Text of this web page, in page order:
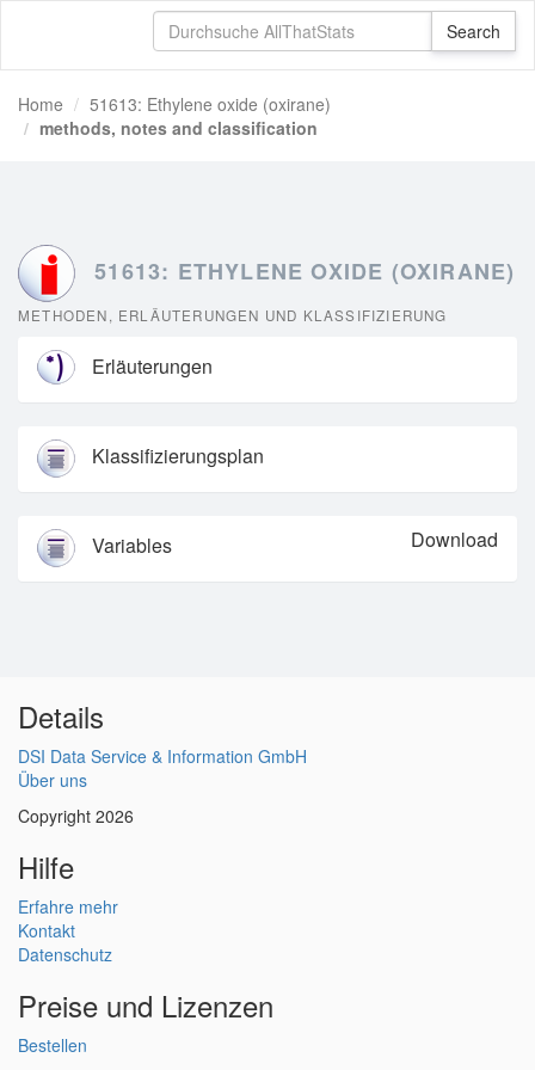
Home
51613: Ethylene oxide (oxirane)
methods, notes and classification
51613: ETHYLENE OXIDE (OXIRANE)
METHODEN, ERLÄUTERUNGEN UND KLASSIFIZIERUNG
Erläuterungen
Klassifizierungsplan
Variables Download
Details
DSI Data Service & Information GmbH
Über uns
Copyright 2026
Hilfe
Erfahre mehr
Kontakt
Datenschutz
Preise und Lizenzen
Bestellen